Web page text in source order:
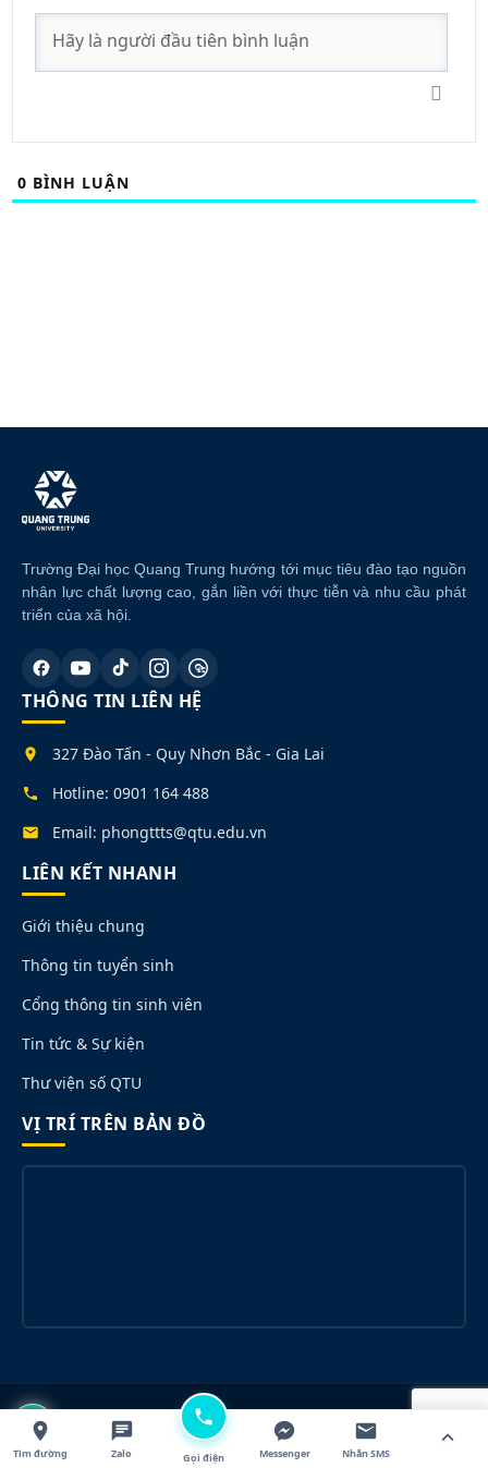
0 BÌNH LUẬN
Trường Đại học Quang Trung hướng tới mục tiêu đào tạo nguồn
nhân lực chất lượng cao, gắn liền với thực tiễn và nhu cầu phát
triển của xã hội.
THÔNG TIN LIÊN HỆ
327 Đào Tấn - Quy Nhơn Bắc - Gia Lai
Hotline: 0901 164 488
Email: phongttts@qtu.edu.vn
LIÊN KẾT NHANH
Giới thiệu chung
Thông tin tuyển sinh
Cổng thông tin sinh viên
Tin tức & Sự kiện
Thư viện số QTU
VỊ TRÍ TRÊN BẢN ĐỒ
© 2026 Trường Đại học Quang Trung. All rights reserved.
Designed for QTU.
Tìm đường Zalo Gọi điện Messenger Nhắn SMS